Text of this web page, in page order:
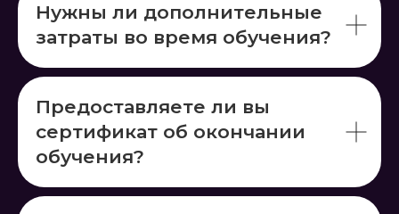
Нужны ли дополнительные
затраты во время обучения?
Предоставляете ли вы
сертификат об окончании
обучения?